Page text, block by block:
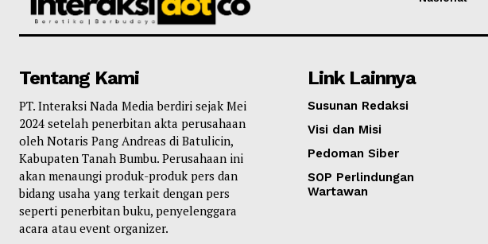
Tentang Kami
PT. Interaksi Nada Media berdiri sejak Mei
2024 setelah penerbitan akta perusahaan
oleh Notaris Pang Andreas di Batulicin,
Kabupaten Tanah Bumbu. Perusahaan ini
akan menaungi produk-produk pers dan
bidang usaha yang terkait dengan pers
seperti penerbitan buku, penyelenggara
acara atau event organizer.
Link Lainnya
Susunan Redaksi
Visi dan Misi
Pedoman Siber
SOP Perlindungan
Wartawan